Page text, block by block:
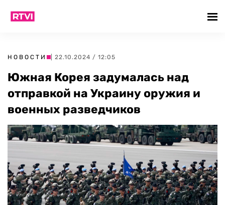
НОВОСТИ | 22.10.2024 / 12:05
Южная Корея задумалась над
отправкой на Украину оружия и
военных разведчиков